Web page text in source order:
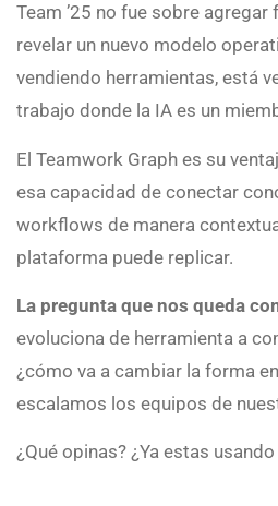
Team ’25 no fue sobre
revelar un nuevo modelo
vendiendo herramientas, está
trabajo donde la IA es un
El Teamwork Graph es su
esa capacidad de conectar
workflows de manera
plataforma puede replicar.
La pregunta que nos queda
evoluciona de herramienta a
¿cómo va a cambiar la forma
escalamos los equipos de
¿Qué opinas? ¿Ya estas